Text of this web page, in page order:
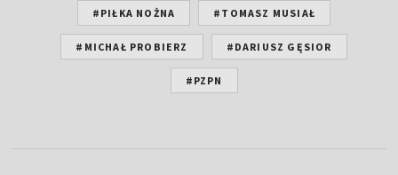
#PIŁKA NOŻNA #TOMASZ MUSIAŁ
#MICHAŁ PROBIERZ #DARIUSZ GĘSIOR
#PZPN